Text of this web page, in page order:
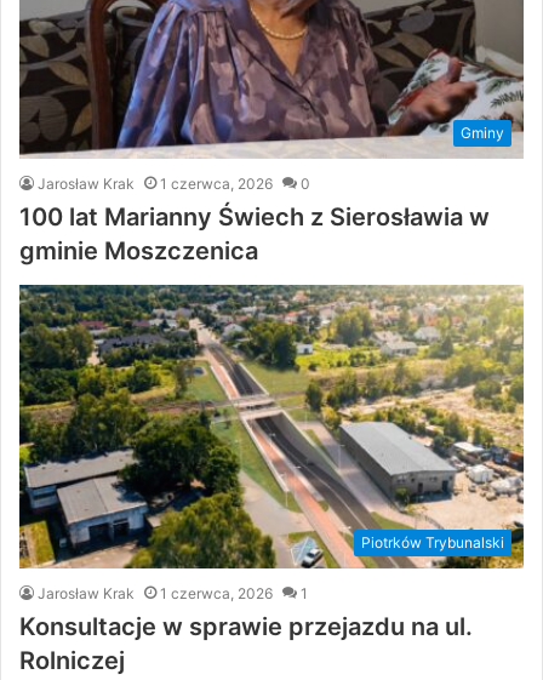
Gminy
Jarosław Krak 1 czerwca, 2026 0
100 lat Marianny Świech z Sierosławia w
gminie Moszczenica
Piotrków Trybunalski
Jarosław Krak 1 czerwca, 2026 1
Konsultacje w sprawie przejazdu na ul.
Rolniczej